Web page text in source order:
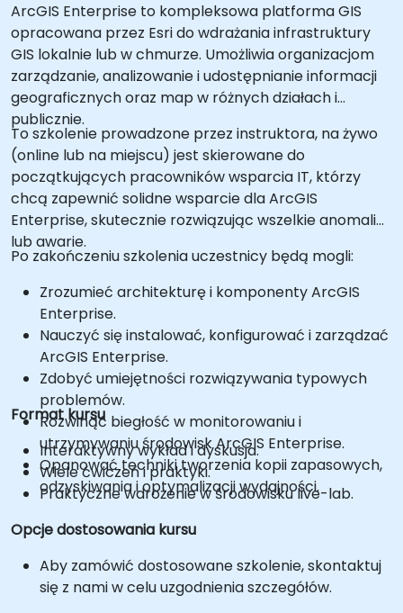
ArcGIS Enterprise to kompleksowa platforma GIS
opracowana przez Esri do wdrażania infrastruktury
GIS lokalnie lub w chmurze. Umożliwia organizacjom
zarządzanie, analizowanie i udostępnianie informacji
geograficznych oraz map w różnych działach i
publicznie.
To szkolenie prowadzone przez instruktora, na żywo
(online lub na miejscu) jest skierowane do
początkujących pracowników wsparcia IT, którzy
chcą zapewnić solidne wsparcie dla ArcGIS
Enterprise, skutecznie rozwiązując wszelkie anomalie
lub awarie.
Po zakończeniu szkolenia uczestnicy będą mogli:
Zrozumieć architekturę i komponenty ArcGIS
Enterprise.
Nauczyć się instalować, konfigurować i zarządzać
ArcGIS Enterprise.
Zdobyć umiejętności rozwiązywania typowych
problemów.
Rozwinąć biegłość w monitorowaniu i
utrzymywaniu środowisk ArcGIS Enterprise.
Opanować techniki tworzenia kopii zapasowych,
odzyskiwania i optymalizacji wydajności.
Format kursu
Interaktywny wykład i dyskusja.
Wiele ćwiczeń i praktyki.
Praktyczne wdrożenie w środowisku live-lab.
Opcje dostosowania kursu
Aby zamówić dostosowane szkolenie, skontaktuj
się z nami w celu uzgodnienia szczegółów.